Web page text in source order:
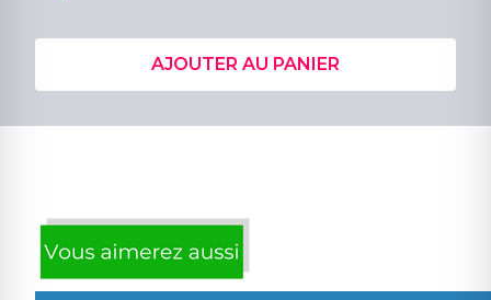
AJOUTER AU PANIER